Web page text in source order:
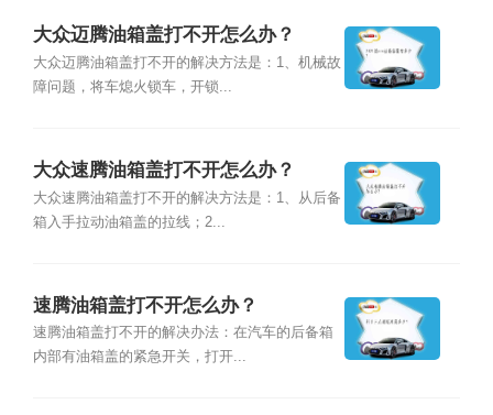
大众迈腾油箱盖打不开怎么办？
大众迈腾油箱盖打不开的解决方法是：1、机械故
障问题，将车熄火锁车，开锁...
大众速腾油箱盖打不开怎么办？
大众速腾油箱盖打不开的解决方法是：1、从后备
箱入手拉动油箱盖的拉线；2...
速腾油箱盖打不开怎么办？
速腾油箱盖打不开的解决办法：在汽车的后备箱
内部有油箱盖的紧急开关，打开...